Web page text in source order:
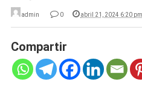
admin 0 abril 21, 2024 6:20 pm
Compartir